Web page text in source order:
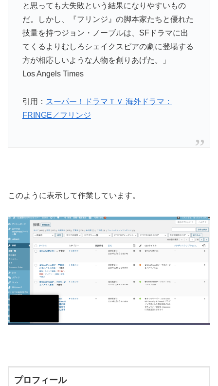
と思っても大失敗という結果になりやすいもの
だ。しかし、『フリンジ』の脚本家たちと優れた
技量を持つジョン・ノーブルは、SFドラマに出
てくるよりむしろシェイクスピアの劇に登場する
方が相応しいような人物を創りあげた。」
Los Angels Times
引用： スーパー！ドラマＴＶ 海外ドラマ：
FRINGE／フリンジ
このように表示して作業しています。
プロフィール